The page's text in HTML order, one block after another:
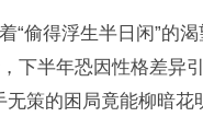
“偷得浮生半日闲”的
下半年恐因性格差异
策的困局竟能柳暗花